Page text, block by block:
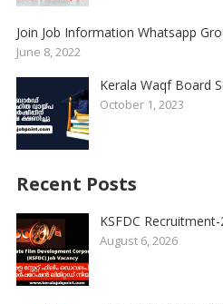
Join Job Information Whatsapp
June 8, 2022
Kerala Waqf Board
October 1, 2023
Recent Posts
KSFDC
August 6, 2026